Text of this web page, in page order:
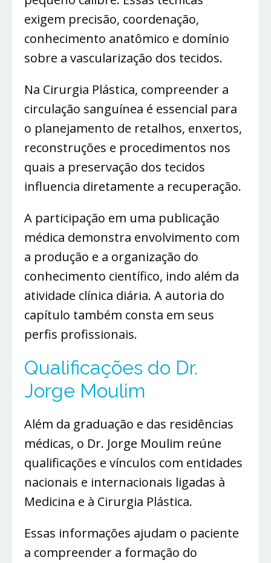
exigem precisão, coordenação,
conhecimento anatômico e domínio
sobre a vascularização dos tecidos.
Na Cirurgia Plástica, compreender a
circulação sanguínea é essencial para
o planejamento de retalhos, enxertos,
reconstruções e procedimentos nos
quais a preservação dos tecidos
influencia diretamente a recuperação.
A participação em uma publicação
médica demonstra envolvimento com
a produção e a organização do
conhecimento científico, indo além da
atividade clínica diária. A autoria do
capítulo também consta em seus
perfis profissionais.
Qualificações do Dr.
Jorge Moulim
Além da graduação e das residências
médicas, o Dr. Jorge Moulim reúne
qualificações e vínculos com entidades
nacionais e internacionais ligadas à
Medicina e à Cirurgia Plástica.
Essas informações ajudam o paciente
a compreender a formação do